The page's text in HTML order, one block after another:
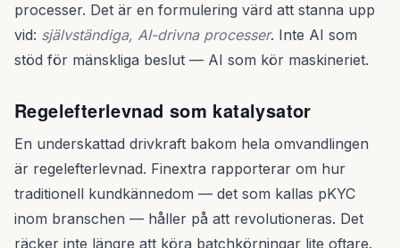
processer. Det är en formulering värd att stanna upp
vid: självständiga, AI-drivna processer. Inte AI som
stöd för mänskliga beslut — AI som kör maskineriet.
Regelefterlevnad som katalysator
En underskattad drivkraft bakom hela omvandlingen
är regelefterlevnad. Finextra rapporterar om hur
traditionell kundkännedom — det som kallas pKYC
inom branschen — håller på att revolutioneras. Det
räcker inte längre att köra batchkörningar lite oftare.